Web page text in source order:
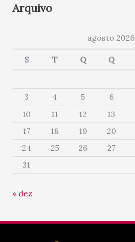
Arquivo
agosto 2026
S T Q Q
3
4 5 6
10
11 12 13
17
18 19 20
24
25 26 27
31
« dez